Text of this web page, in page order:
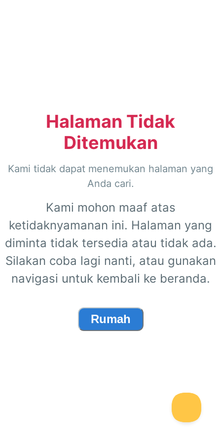
Halaman Tidak
Ditemukan
Kami tidak dapat menemukan halaman yang
Anda cari.
Kami mohon maaf atas
ketidaknyamanan ini. Halaman yang
diminta tidak tersedia atau tidak ada.
Silakan coba lagi nanti, atau gunakan
navigasi untuk kembali ke beranda.
Rumah